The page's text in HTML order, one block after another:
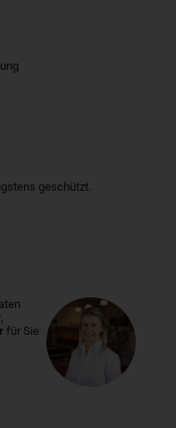
geschützt.
,
für Sie